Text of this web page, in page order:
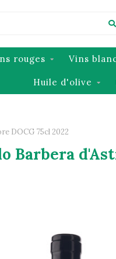
rouges Vins
Huile d'olive
DOCG 75cl 2022
Barbera